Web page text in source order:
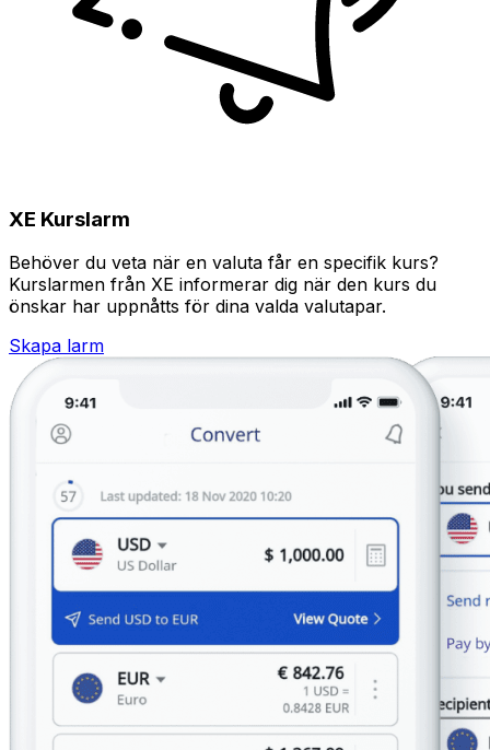
XE Kurslarm
Behöver du veta när en valuta får en specifik kurs?
Kurslarmen från XE informerar dig när den kurs du
önskar har uppnåtts för dina valda valutapar.
Skapa larm